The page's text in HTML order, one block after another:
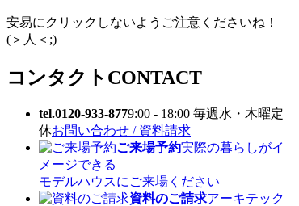
安易にクリックしないようご注意くださいね！
(＞人＜;)
コンタクト CONTACT
tel.0120-933-8779:00 - 18:00 毎週水・木曜定
休お問い合わせ / 資料請求
ご来場予約実際の暮らしがイ
メージできる
モデルハウスにご来場ください
資料のご請求アーキテック